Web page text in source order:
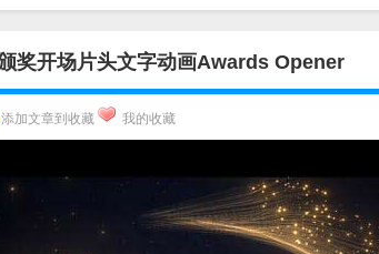
奖开场片头文字动画Awards Opener
添加文章到收藏 我的收藏